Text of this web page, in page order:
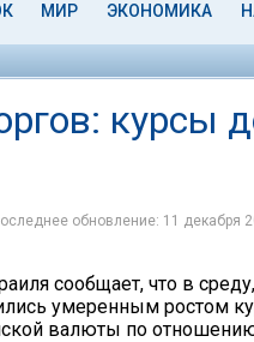
МИР ЭКОНОМИКА
курсы
обновление: 11 декабря
сообщает, что в
умеренным ростом
валюты по